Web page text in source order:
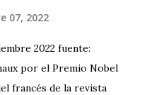
07, 2022
2022 fuente:
por el Premio Nobel
francés de la revista